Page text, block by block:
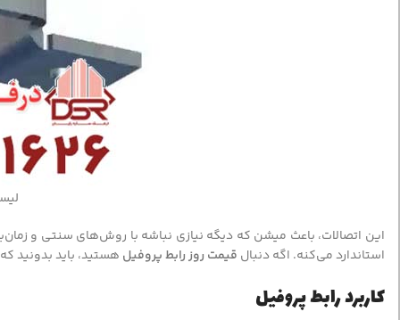
این اتصالات، باعث میشن که دیگه نیازی نباشه با روش‌های سنتی و
استاندارد می‌کنه. اگه دنبال قیمت روز رابط پروفیل هستید، باید بدونید
کاربرد رابط پروفیل